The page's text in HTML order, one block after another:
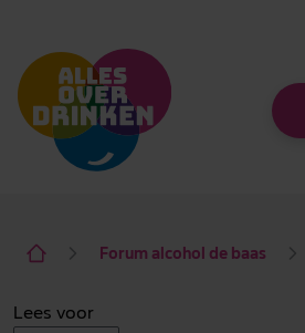
Forum alcohol de baas
Lees voor